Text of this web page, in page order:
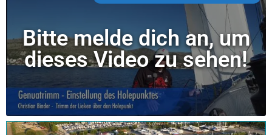
Bitte melde dich an, um
dieses Video zu sehen!